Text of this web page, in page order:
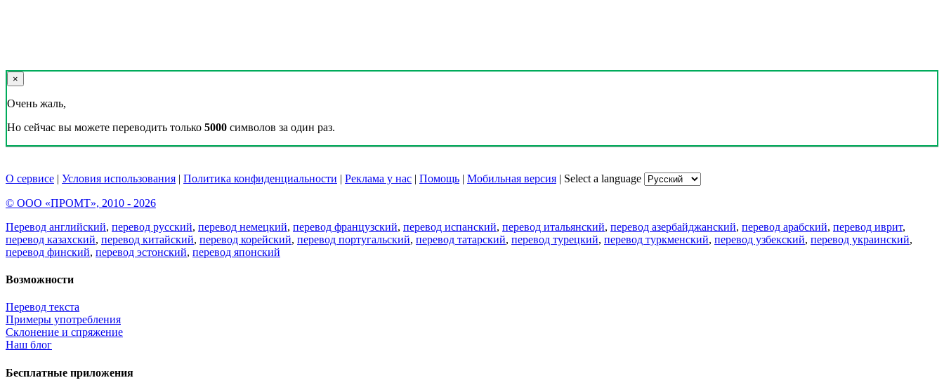
×
Очень жаль,
Но сейчас вы можете переводить только 5000 символов за один раз.
О сервисе | Условия использования | Политика конфиденциальности | Реклама у нас | Помощь | Мобильная версия | Select a language
© ООО «ПРОМТ», 2010 - 2026
Перевод английский, перевод русский, перевод немецкий, перевод французский, перевод испанский, перевод итальянский, перевод азербайджанский, перевод арабский, перевод иврит,
перевод казахский, перевод китайский, перевод корейский, перевод португальский, перевод татарский, перевод турецкий, перевод туркменский, перевод узбекский, перевод украинский,
перевод финский, перевод эстонский, перевод японский
Возможности
Перевод текста
Примеры употребления
Склонение и спряжение
Наш блог
Бесплатные приложения